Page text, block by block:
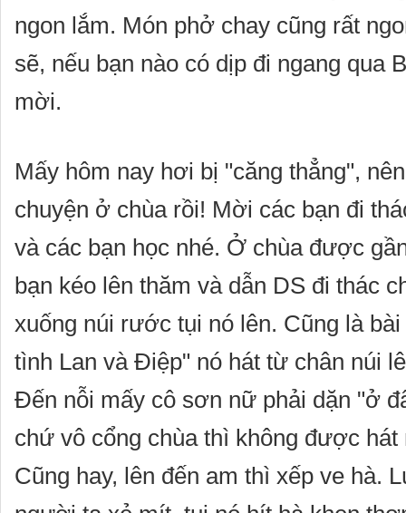
ngon lắm. Món phở chay cũng rất
sẽ, nếu bạn nào có dịp đi ngang qua
mời.
Mấy hôm nay hơi bị "căng thẳng",
chuyện ở chùa rồi! Mời các bạn đi
và các bạn học nhé. Ở chùa được
bạn kéo lên thăm và dẫn DS đi thác
xuống núi rước tụi nó lên. Cũng là
tình Lan và Điệp" nó hát từ chân núi
Đến nỗi mấy cô sơn nữ phải dặn "ở
chứ vô cổng chùa thì không được hát
Cũng hay, lên đến am thì xếp ve hà.